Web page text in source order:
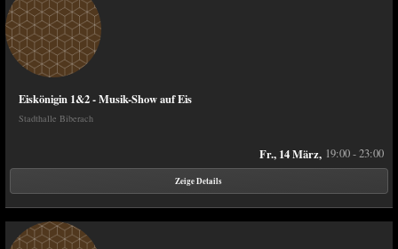
Eiskönigin 1&2 - Musik-Show auf Eis
Stadthalle Biberach
Fr., 14 März, 19:00 - 23:00
Zeige Details